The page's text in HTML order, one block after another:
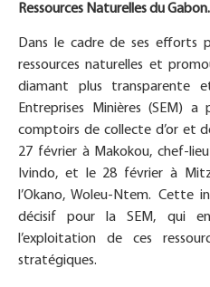
Ressources Naturelles du Gabon.
Dans le cadre de ses efforts
ressources naturelles et
diamant plus transparente
Entreprises Minières (SEM) a
comptoirs de collecte d’or et
27 février à Makokou, chef-
Ivindo, et le 28 février à
l’Okano, Woleu-Ntem. Cette
décisif pour la SEM, qui
l’exploitation de ces
stratégiques.